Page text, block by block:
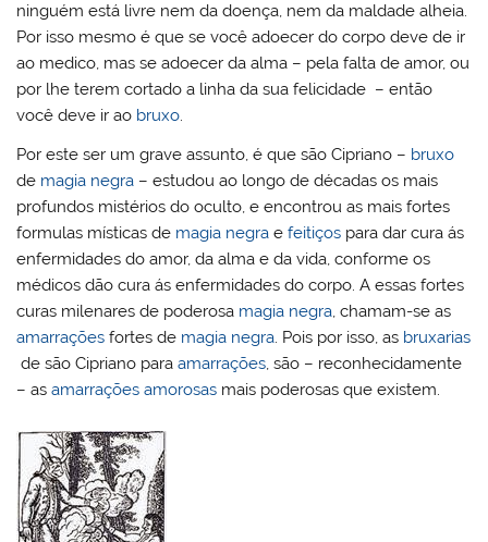
ninguém está livre nem da doença, nem da maldade alheia.
Por isso mesmo é que se você adoecer do corpo deve de ir
ao medico, mas se adoecer da alma – pela falta de amor, ou
por lhe terem cortado a linha da sua felicidade – então
você deve ir ao bruxo.
Por este ser um grave assunto, é que são Cipriano – bruxo
de magia negra – estudou ao longo de décadas os mais
profundos mistérios do oculto, e encontrou as mais fortes
formulas místicas de magia negra efeitiços para dar cura ás
enfermidades do amor, da alma e da vida, conforme os
médicos dão cura ás enfermidades do corpo. A essas fortes
curas milenares de poderosa magia negra , chamam-se as
amarrações fortes de magia negra . Pois por isso, as bruxarias
de são Cipriano paraamarrações , são – reconhecidamente
– asamarrações amorosas mais poderosas que existem.